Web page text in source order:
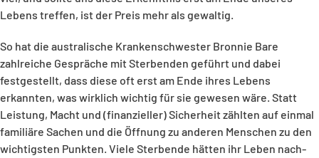
Lebens treffen, ist der Preis mehr als gewaltig.
So hat die australische Krankenschwester Bronnie Bare
zahlreiche Gespräche mit Sterbenden geführt und dabei
festgestellt, dass diese oft erst am Ende ihres Lebens
erkannten, was wirklich wichtig für sie gewesen wäre. Statt
Leistung, Macht und (finanzieller) Sicherheit zählten auf einmal
familiäre Sachen und die Öffnung zu anderen Menschen zu den
wichtigsten Punkten. Viele Sterbende hätten ihr Leben nach-